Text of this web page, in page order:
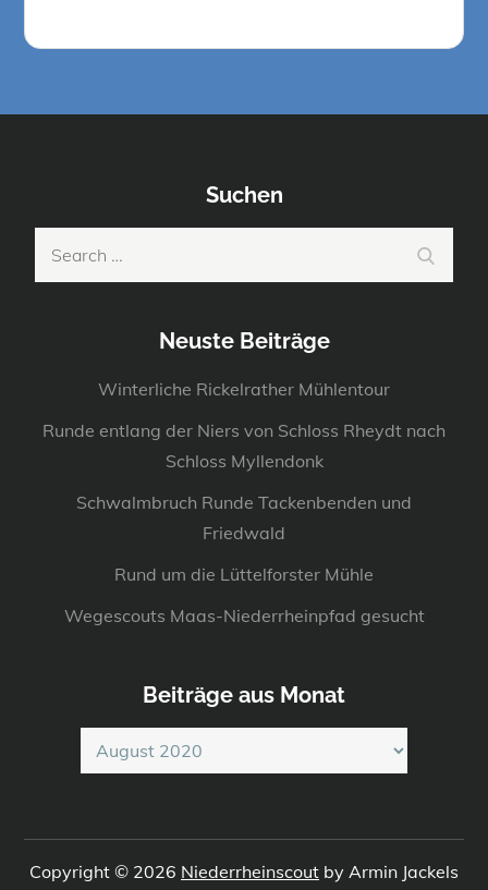
Suchen
Neuste Beiträge
Winterliche Rickelrather Mühlentour
Runde entlang der Niers von Schloss Rheydt nach
Schloss Myllendonk
Schwalmbruch Runde Tackenbenden und
Friedwald
Rund um die Lüttelforster Mühle
Wegescouts Maas-Niederrheinpfad gesucht
Beiträge aus Monat
Beiträge
aus
Copyright © 2026 Niederrheinscout by Armin Jackels